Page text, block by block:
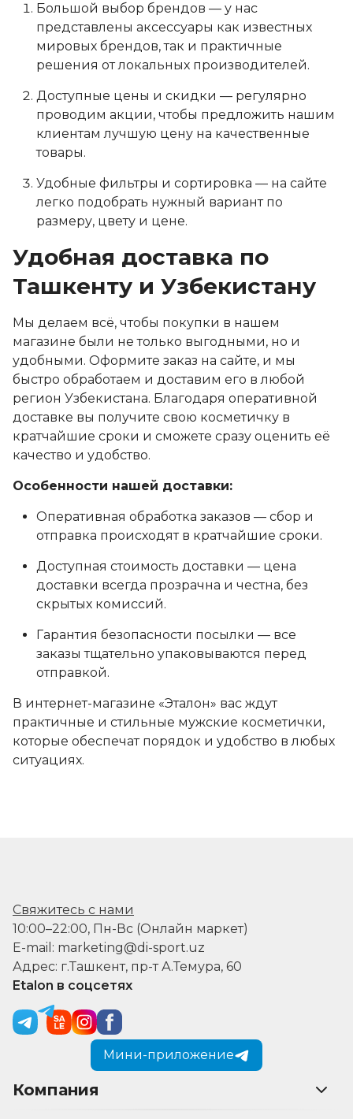
Большой выбор брендов — у нас
представлены аксессуары как известных
мировых брендов, так и практичные
решения от локальных производителей.
Доступные цены и скидки — регулярно
проводим акции, чтобы предложить нашим
клиентам лучшую цену на качественные
товары.
Удобные фильтры и сортировка — на сайте
легко подобрать нужный вариант по
размеру, цвету и цене.
Удобная доставка по
Ташкенту и Узбекистану
Мы делаем всё, чтобы покупки в нашем
магазине были не только выгодными, но и
удобными. Оформите заказ на сайте, и мы
быстро обработаем и доставим его в любой
регион Узбекистана. Благодаря оперативной
доставке вы получите свою косметичку в
кратчайшие сроки и сможете сразу оценить её
качество и удобство.
Особенности нашей доставки:
Оперативная обработка заказов — сбор и
отправка происходят в кратчайшие сроки.
Доступная стоимость доставки — цена
доставки всегда прозрачна и честна, без
скрытых комиссий.
Гарантия безопасности посылки — все
заказы тщательно упаковываются перед
отправкой.
В интернет-магазине «Эталон» вас ждут
практичные и стильные мужские косметички,
которые обеспечат порядок и удобство в любых
ситуациях.
Свяжитесь с нами
10:00–22:00, Пн-Вс (Онлайн маркет)
E-mail: marketing@di-sport.uz
Адрес: г.Ташкент, пр-т А.Темура, 60
Etalon в соцсетях
Мини-приложение
Компания